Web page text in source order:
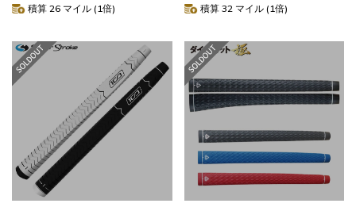
積算 26 マイル (1倍) 積算 32 マイル (1倍)